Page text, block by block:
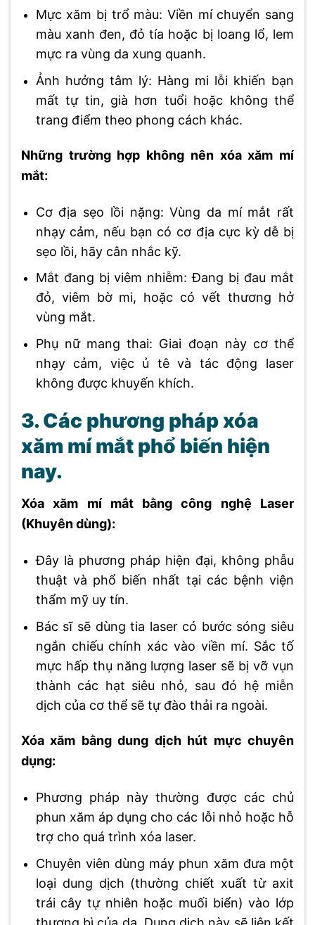
Mực xăm bị trổ màu: Viền mí chuyển sang
màu xanh đen, đỏ tía hoặc bị loang lổ, lem
mực ra vùng da xung quanh.
Ảnh hưởng tâm lý: Hàng mi lỗi khiến bạn
mất tự tin, già hơn tuổi hoặc không thể
trang điểm theo phong cách khác.
Những trường hợp không nên xóa xăm mí
mắt:
Cơ địa sẹo lồi nặng: Vùng da mí mắt rất
nhạy cảm, nếu bạn có cơ địa cực kỳ dễ bị
sẹo lồi, hãy cân nhắc kỹ.
Mắt đang bị viêm nhiễm: Đang bị đau mắt
đỏ, viêm bờ mi, hoặc có vết thương hở
vùng mắt.
Phụ nữ mang thai: Giai đoạn này cơ thể
nhạy cảm, việc ủ tê và tác động laser
không được khuyến khích.
3. Các phương pháp xóa
xăm mí mắt phổ biến hiện
nay.
Xóa xăm mí mắt bằng công nghệ Laser
(Khuyên dùng):
Đây là phương pháp hiện đại, không phẫu
thuật và phổ biến nhất tại các bệnh viện
thẩm mỹ uy tín.
Bác sĩ sẽ dùng tia laser có bước sóng siêu
ngắn chiếu chính xác vào viền mí. Sắc tố
mực hấp thụ năng lượng laser sẽ bị vỡ vụn
thành các hạt siêu nhỏ, sau đó hệ miễn
dịch của cơ thể sẽ tự đào thải ra ngoài.
Xóa xăm bằng dung dịch hút mực chuyên
dụng:
Phương pháp này thường được các chủ
phun xăm áp dụng cho các lỗi nhỏ hoặc hỗ
trợ cho quá trình xóa laser.
Chuyên viên dùng máy phun xăm đưa một
loại dung dịch (thường chiết xuất từ axit
trái cây tự nhiên hoặc muối biển) vào lớp